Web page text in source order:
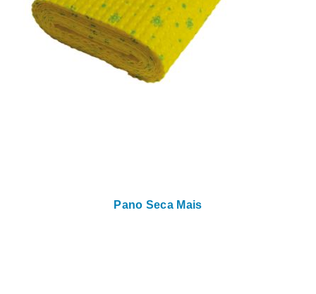
Pano Seca Mais